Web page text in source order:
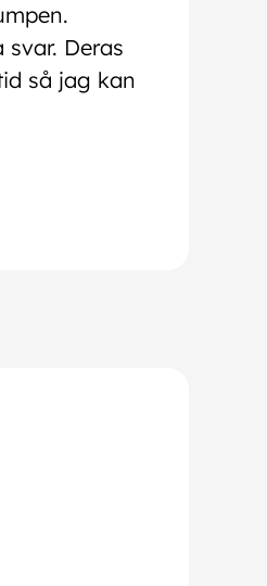
Deras
så jag kan